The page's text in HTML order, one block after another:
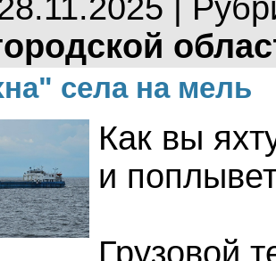
|
села на мель
Как вы
и
Грузовой